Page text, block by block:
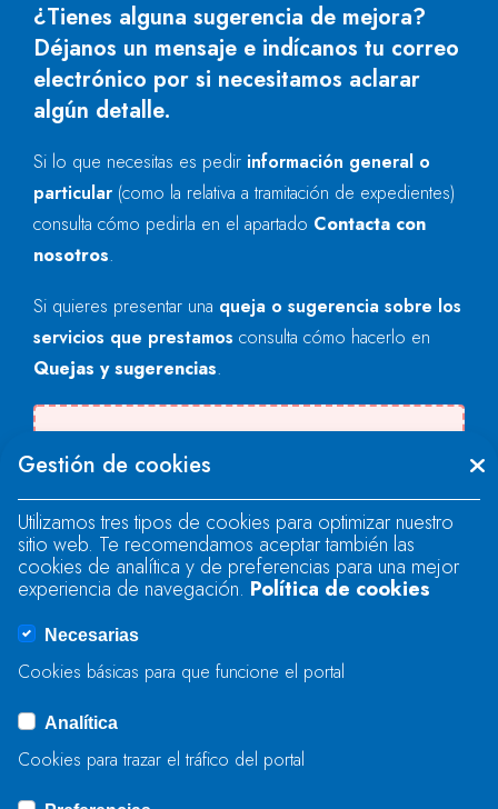
¿Tienes alguna sugerencia de mejora?
Déjanos un mensaje e indícanos tu correo
electrónico por si necesitamos aclarar
algún detalle.
Si lo que necesitas es pedir información general o
particular (como la relativa a tramitación de expedientes)
consulta cómo pedirla en el apartado Contacta con
nosotros.
Si quieres presentar una queja o sugerencia sobre los
servicios que prestamos consulta cómo hacerlo en
Quejas y sugerencias.
"text".
Se produjo un error al cargar el campo
"text".
Se produjo un error al cargar el campo
ENVIAR
Gestión de cookies
Utilizamos tres tipos de cookies para optimizar nuestro
sitio web. Te recomendamos aceptar también las
cookies de analítica y de preferencias para una mejor
experiencia de navegación. Política de cookies
Necesarias
Cookies básicas para que funcione el portal
Analítica
Cookies para trazar el tráfico del portal